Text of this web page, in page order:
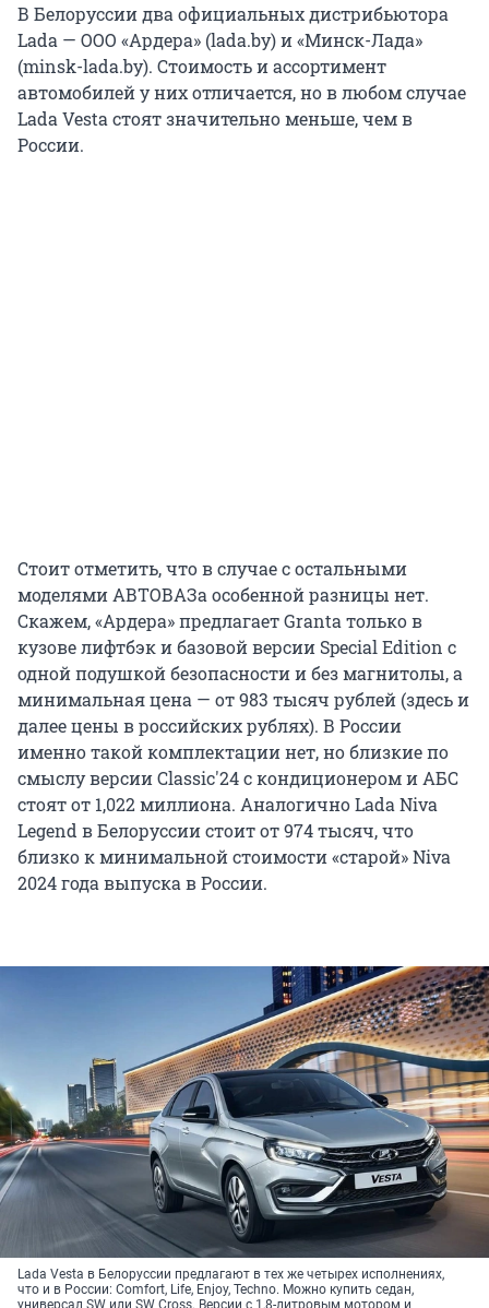
В Белоруссии два официальных дистрибьютора
Lada — ООО «Ардера» (lada.by) и «Минск-Лада»
(minsk-lada.by). Стоимость и ассортимент
автомобилей у них отличается, но в любом случае
Lada Vesta стоят значительно меньше, чем в
России.
Стоит отметить, что в случае с остальными
моделями АВТОВАЗа особенной разницы нет.
Скажем, «Ардера» предлагает Granta только в
кузове лифтбэк и базовой версии Special Edition с
одной подушкой безопасности и без магнитолы, а
минимальная цена — от 983 тысяч рублей (здесь и
далее цены в российских рублях). В России
именно такой комплектации нет, но близкие по
смыслу версии Classic'24 c кондиционером и АБС
стоят от 1,022 миллиона. Аналогично Lada Niva
Legend в Белоруссии стоит от 974 тысяч, что
близко к минимальной стоимости «старой» Niva
2024 года выпуска в России.
Lada Vesta в Белоруссии предлагают в тех же четырех исполнениях,
что и в России: Comfort, Life, Enjoy, Techno. Можно купить седан,
универсал SW или SW Cross. Версии с 1,8-литровым мотором и